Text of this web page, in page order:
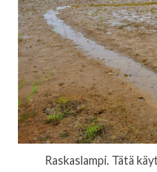
Raskaslampi. Tätä